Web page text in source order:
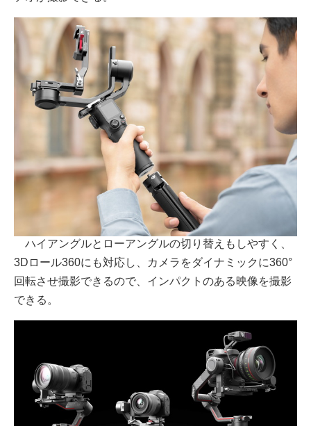
ハイアングルとローアングルの切り替えもしやすく、
3Dロール360にも対応し、カメラをダイナミックに360°
回転させ撮影できるので、インパクトのある映像を撮影
できる。